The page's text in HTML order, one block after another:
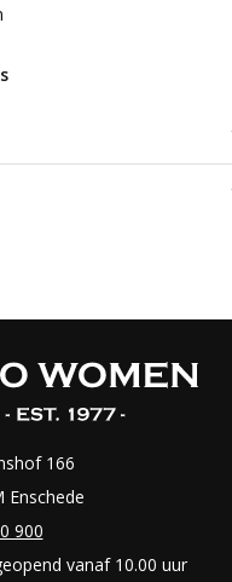
166
Enschede
900
vanaf 10.00 uur